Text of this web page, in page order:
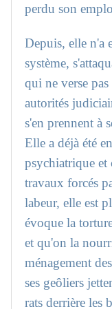
perdu son
Depuis, elle n'a
système,
qui ne verse
autorités
s'en prennent à
Elle a déjà été
psychiatrique et
travaux forcés
labeur, elle est
évoque la
et qu'on la
ménagement
ses geôliers
rats derrière les